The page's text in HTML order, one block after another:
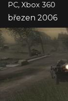
PC, Xbox 360
březen 2006